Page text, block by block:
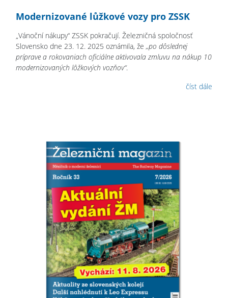
Modernizované lůžkové vozy pro ZSSK
„Vánoční nákupy“ ZSSK pokračují. Železničná spoločnosť
Slovensko dne 23. 12. 2025 oznámila, že „po dôslednej
príprave a rokovaniach oficiálne aktivovala zmluvu na nákup 10
modernizovaných lôžkových vozňov“.
číst dále